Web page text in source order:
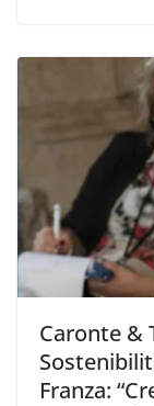
Caronte &
Franza: